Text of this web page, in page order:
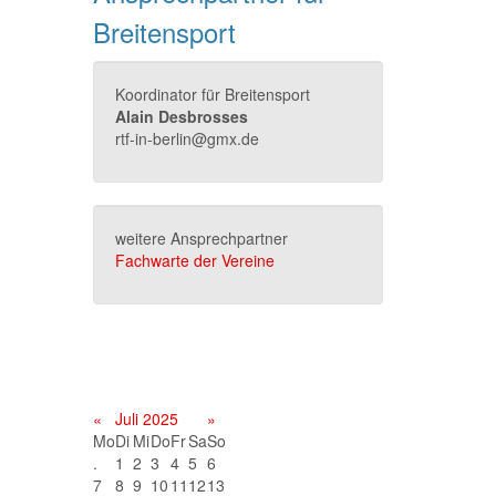
Breitensport
Koordinator für Breitensport
Alain Desbrosses
rtf-in-berlin@gmx.de
weitere Ansprechpartner
Fachwarte der Vereine
« Juli 2025
»
MoDi MiDoFrSaSo
.
1 2 3 4 5 6
7
8 9 10 11 1213